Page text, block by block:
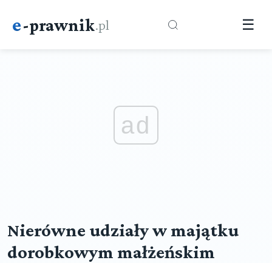
e-prawnik.pl ☰
ad
Nierówne udziały w majątku
dorobkowym małżeńskim